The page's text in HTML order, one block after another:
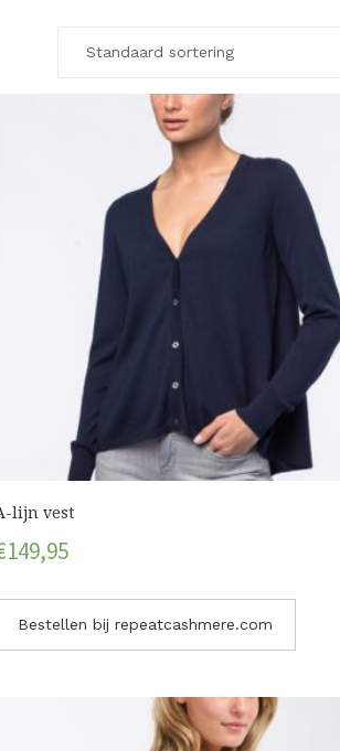
lijn vest
149,95
Bestellen bij repeatcashmere.com